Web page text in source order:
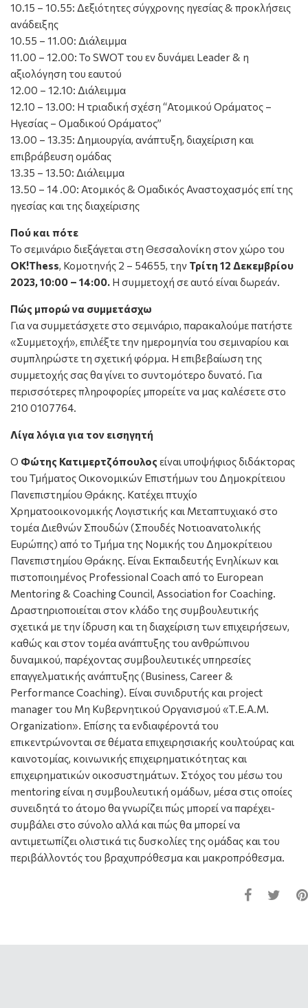
10.15 – 10.55: Δεξιότητες σύγχρονης ηγεσίας & προκλήσεις
ανάδειξης
10.55 – 11.00: Διάλειμμα
11.00 – 12.00: Το SWOT του εν δυνάμει Leader & η
αξιολόγηση του εαυτού
12.00 – 12.10: Διάλειμμα
12.10 – 13.00: Η τριαδική σχέση “Ατομικού Οράματος –
Ηγεσίας – Ομαδικού Οράματος”
13.00 – 13.35: Δημιουργία, ανάπτυξη, διαχείριση και
επιβράβευση ομάδας
13.35 – 13.50: Διάλειμμα
13.50 – 14 .00: Ατομικός & Ομαδικός Αναστοχασμός επί της
ηγεσίας και της διαχείρισης
Πού και πότε
Το σεμινάριο διεξάγεται στη Θεσσαλονίκη στονχώρο του
OK!Thess, Κομοτηνής 2 – 54655, την Τρίτη 12 Δεκεμβρίου
2023, 10:00 – 14:00. Η συμμετοχή σε αυτό είναι δωρεάν.
Πώς μπορώ να συμμετάσχω
Για να συμμετάσχετε στο σεμινάριο, παρακαλούμε πατήστε
«Συμμετοχή», επιλέξτε την ημερομηνία του σεμιναρίου και
συμπληρώστε τη σχετική φόρμα. Η επιβεβαίωση της
συμμετοχής σας θα γίνει το συντομότερο δυνατό. Για
περισσότερες πληροφορίες μπορείτε να μας καλέσετε στο
210 0107764.
Λίγα λόγια για τον εισηγητή
Ο Φώτης Κατιμερτζόπουλος είναι υποψήφιος διδάκτορας
του Τμήματος Οικονομικών Επιστήμων του Δημοκρίτειου
Πανεπιστημίου Θράκης. Κατέχει πτυχίο
Χρηματοοικονομικής Λογιστικής και Μεταπτυχιακό στο
τομέα Διεθνών Σπουδών (Σπουδές Νοτιοανατολικής
Ευρώπης) από το Τμήμα της Νομικής του Δημοκρίτειου
Πανεπιστημίου Θράκης. Είναι Εκπαιδευτής Ενηλίκων και
πιστοποιημένος Professional Coach από το European
Mentoring & Coaching Council, Association for Coaching.
Δραστηριοποιείται στον κλάδο της συμβουλευτικής
σχετικά με την ίδρυση και τη διαχείριση των επιχειρήσεων,
καθώς και στον τομέα ανάπτυξης του ανθρώπινου
δυναμικού, παρέχοντας συμβουλευτικές υπηρεσίες
επαγγελματικής ανάπτυξης (Business, Career &
Performance Coaching). Είναι συνιδρυτής και project
manager του Μη Κυβερνητικού Οργανισμού «Τ.Ε.Α.Μ.
Organization». Επίσης τα ενδιαφέροντά του
επικεντρώνονται σε θέματα επιχειρησιακής κουλτούρας και
καινοτομίας, κοινωνικής επιχειρηματικότητας και
επιχειρηματικών οικοσυστημάτων. Στόχος τoυ μέσω του
mentoring είναι η συμβουλευτική ομάδων, μέσα στις οποίες
συνειδητά το άτομο θα γνωρίζει πώς μπορεί να παρέχει-
συμβάλει στο σύνολο αλλά και πώς θα μπορεί να
αντιμετωπίζει ολιστικά τις δυσκολίες της ομάδας και του
περιβάλλοντός του βραχυπρόθεσμα και μακροπρόθεσμα.